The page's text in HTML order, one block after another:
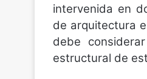
intervenida en
de arquitectura
debe
estructural de